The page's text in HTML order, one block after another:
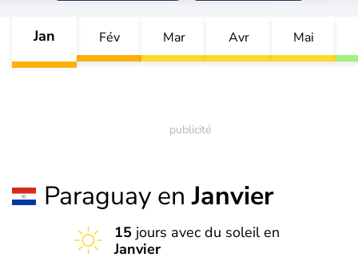
Jan Fév Mar Avr Mai
Paraguay enJanvier
15 jours avec du soleil en
Janvier